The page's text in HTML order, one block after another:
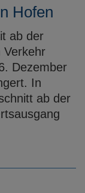
Hofen
ab der
Verkehr
Dezember
In
ab der